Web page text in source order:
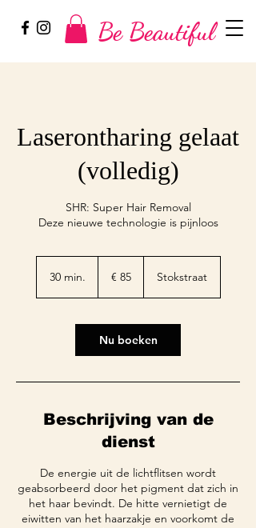
Be Beautiful
Laserontharing gelaat
(volledig)
SHR: Super Hair Removal
Deze nieuwe technologie is pijnloos
30 min.
i
.
€ 85 Stokstraat
Nu boeken
Beschrijving van de
dienst
De energie uit de lichtflitsen wordt
geabsorbeerd door het pigment dat zich in
het haar bevindt. De hitte vernietigt de
eiwitten van het haarzakje en voorkomt de